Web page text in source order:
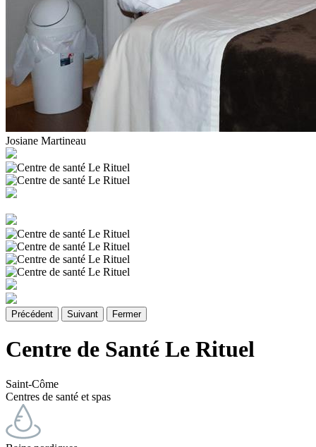
Josiane Martineau
Précédent Suivant Fermer
Centre de Santé Le Rituel
Saint-Côme
Centres de santé et spas